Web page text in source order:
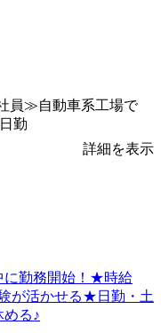
員≫自動車系工場で
勤
詳細を表示